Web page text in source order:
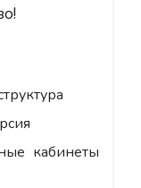
кабинеты